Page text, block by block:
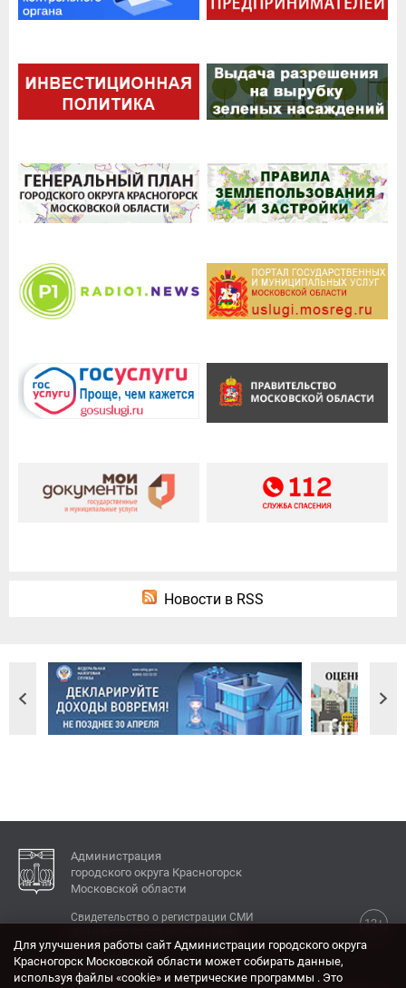
Новости в RSS
Администрация
городского округа Красногорск
Московской области
12+
Свидетельство о регистрации СМИ
КОНТАКТЫ
Для улучшения работы сайт Администрации городского округа
Красногорск Московской области может собирать данные,
используя файлы «cookie» и метрические программы . Это